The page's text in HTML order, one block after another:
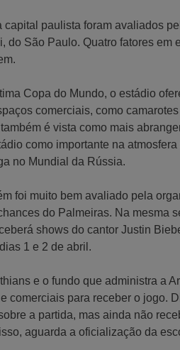
capital paulista foram avaliados
do São Paulo. Quatro fatores em
Copa do Mundo, o estádio
comerciais, como
é vista como mais
como importante na
no Mundial da Rússia.
foi muito bem avaliado pela
do Palmeiras. Na mesma
shows do cantor Justin
1 e 2 de abril.
e o fundo que administra a
comerciais para receber o jogo.
a partida, mas ainda não
aguarda a oficialização da